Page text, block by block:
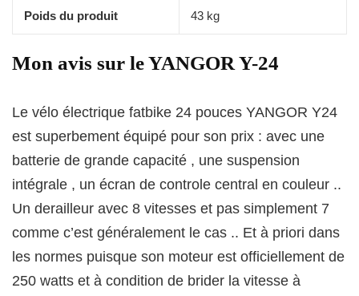
Poids du produit 43 kg
Mon avis sur le YANGOR Y-24
Le vélo électrique fatbike 24 pouces YANGOR Y24
est superbement équipé pour son prix : avec une
batterie de grande capacité , une suspension
intégrale , un écran de controle central en couleur ..
Un derailleur avec 8 vitesses et pas simplement 7
comme c’est généralement le cas .. Et à priori dans
les normes puisque son moteur est officiellement de
250 watts et à condition de brider la vitesse à